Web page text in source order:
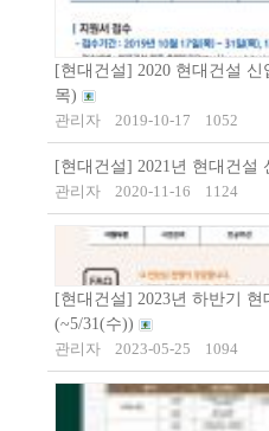
[현대건설] 2020 현대건설
목)
관리자
2019-10-17 1052
[현대건설] 2021년 현대건설
관리자
2020-11-16 1124
[현대건설] 2023년 하반기
(~5/31(수))
관리자
2023-05-25 1094